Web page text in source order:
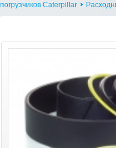
погрузчиков Caterpillar